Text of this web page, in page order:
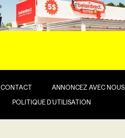
CONTACT ANNONCEZ AVEC NOUS
POLITIQUE D’UTILISATION